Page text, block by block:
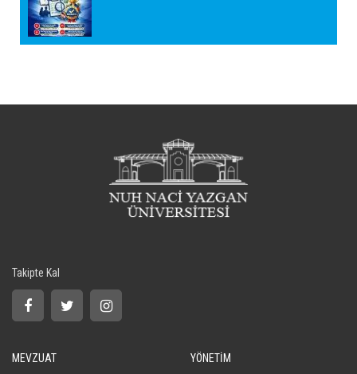
Takipte Kal
MEVZUAT YÖNETİM